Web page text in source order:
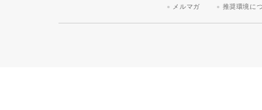
メルマガ 推奨環境に